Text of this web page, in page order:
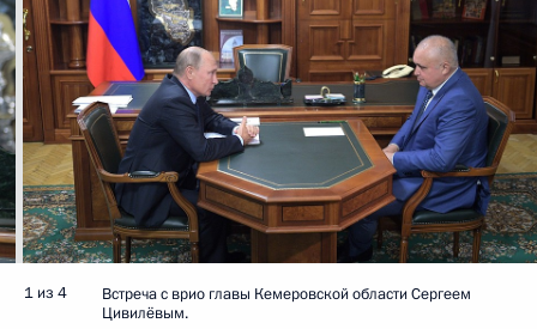
1 из 4
Встреча с врио главы Кемеровской области Сергеем
Цивилёвым.